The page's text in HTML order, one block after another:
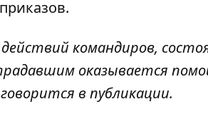
командиров,
оказывается
в публикации.